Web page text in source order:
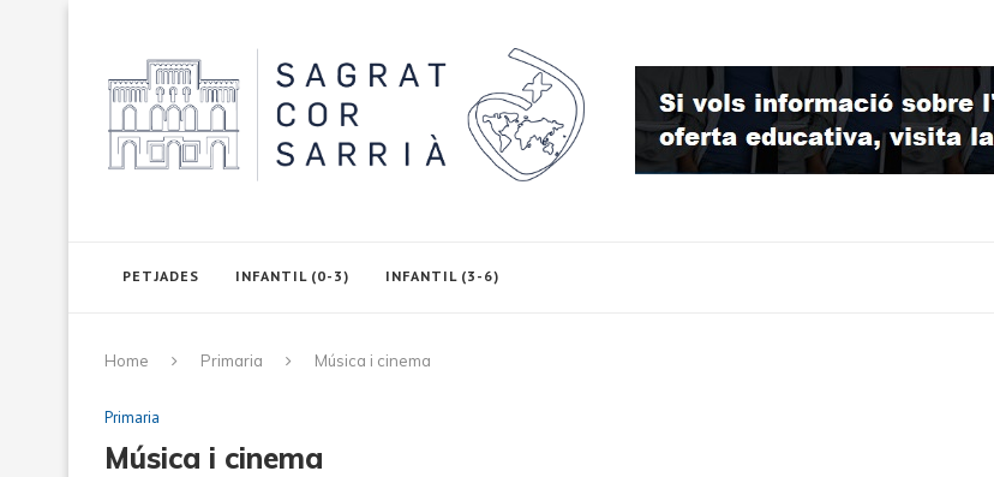
PETJADES INFANTIL (0-3) INFANTIL (3-6)
Home Primaria Música i cinema
Primaria
Música i cinema